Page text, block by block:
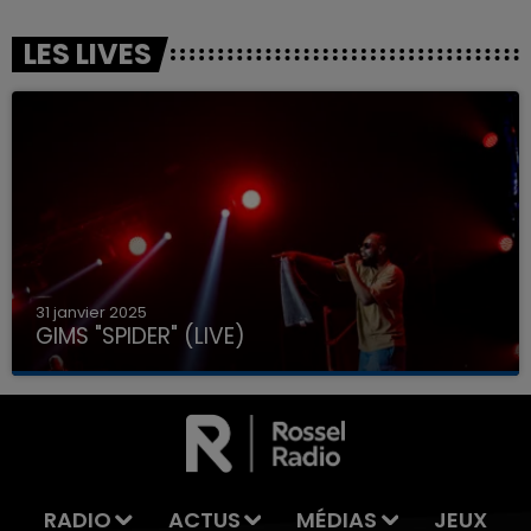
LES LIVES
31 janvier 2025
GIMS "SPIDER" (LIVE)
RADIO ACTUS MÉDIAS JEUX